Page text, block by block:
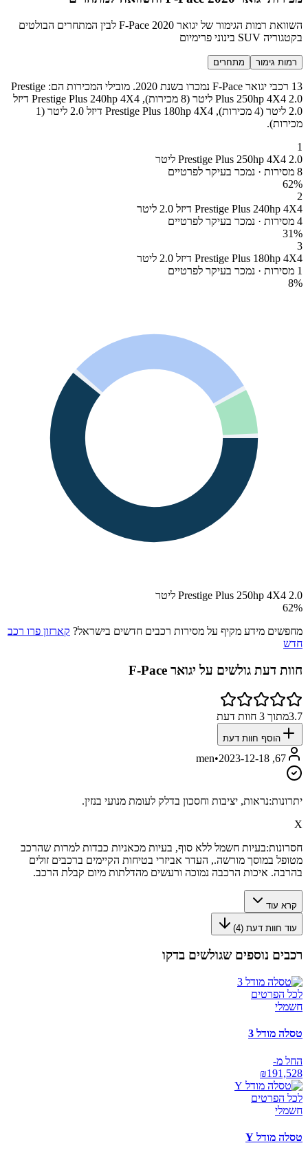
השוואת רמות הגימור של יגואר F-Pace 2020 לבין המתחרים הבולטים
בקטגוריה SUV בינוני פרימיום
רמות גימור מתחרים
13 רכבי יגואר F-Pace נמכרו בשנת 2020. מובילי המכירות הם: Prestige
Plus 250hp 4X4 2.0 ליטר (8 מכירות), Prestige Plus 240hp 4X4 דיזל
2.0 ליטר (4 מכירות), Prestige Plus 180hp 4X4 דיזל 2.0 ליטר (1
מכירות).
1
Prestige Plus 250hp 4X4 2.0 ליטר
8 מסירות · נמכר בעיקר לפרטיים
62%
2
Prestige Plus 240hp 4X4 דיזל 2.0 ליטר
4 מסירות · נמכר בעיקר לפרטיים
31%
3
Prestige Plus 180hp 4X4 דיזל 2.0 ליטר
1 מסירות · נמכר בעיקר לפרטיים
8%
Prestige Plus 250hp 4X4 2.0 ליטר
62%
מחפשים מידע מקיף על מסירות רכבים חדשים בישראל? קארזון פרו רכב
חדש
חוות דעת גולשים על יגואר F-Pace
3.7מתוך 3 חוות דעת
הוסף חוות דעת
67, men
•2023-12-18
יתרונות:נראות, יציבות וחסכון בדלק לעומת מנועי בנזין.
X
חסרונות:בעיות חשמל ללא סוף, בעיות מכאניות כבדות למרות שהרכב
מטופל במוסך מורשה., העדר אביזרי בטיחות הקיימים ברכבים זולים
בהרבה. איכות הרכבה נמוכה ורעשים מהדלתות מיום קבלת הרכב.
קרא עוד
עוד חוות דעת (4
)
רכבים נוספים שגולשים בדקו
לכל הפרטים
חשמלי
טסלה מודל 3
החל מ-
₪191,528
לכל הפרטים
חשמלי
טסלה מודל Y